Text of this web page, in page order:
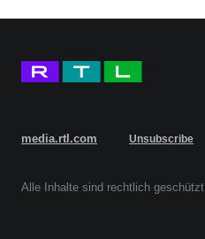
media.rtl.com Unsubscribe
Alle Inhalte sind rechtlich